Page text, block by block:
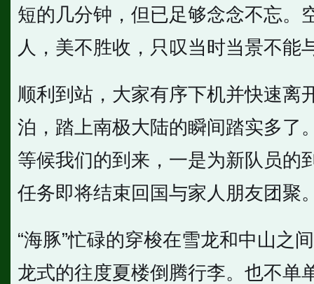
短的几分钟，但已足够念念不忘。
人，美不胜收，只叹当时当景不能
顺利到站，大家有序下机并快速离
泊，踏上南极大陆的瞬间踏实多了
等候我们的到来，一是为新队员的
任务即将结束回国与家人朋友团聚
“海豚”忙碌的穿梭在雪龙和中山之
龙式的往度夏楼倒腾行李。也不单